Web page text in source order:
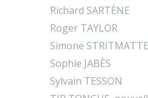
Richard SARTÈNE
Roger TAYLOR
Simone
Sophie JABÈS
Sylvain TESSON